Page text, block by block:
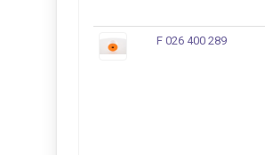
F 026 400 289